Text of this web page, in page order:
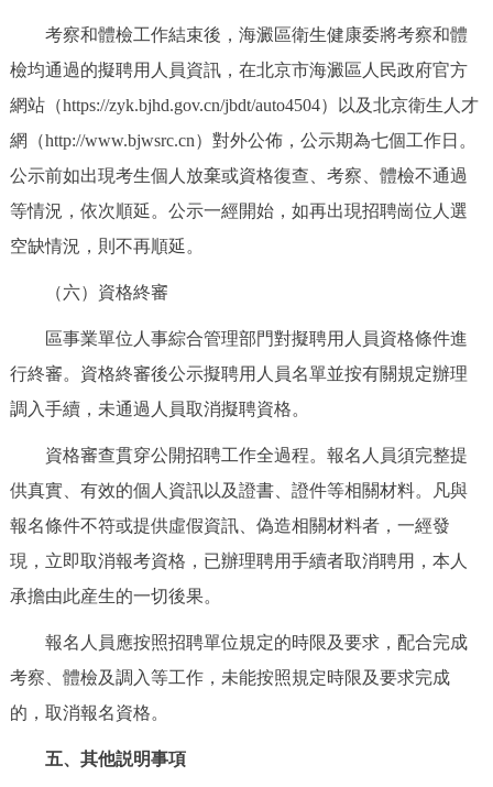
考察和體檢工作結束後，海澱區衛生健康委將考察和體
檢均通過的擬聘用人員資訊，在北京市海澱區人民政府官方
網站（https://zyk.bjhd.gov.cn/jbdt/auto4504）以及北京衛生人才
網（http://www.bjwsrc.cn）對外公佈，公示期為七個工作日。
公示前如出現考生個人放棄或資格復查、考察、體檢不通過
等情況，依次順延。公示一經開始，如再出現招聘崗位人選
空缺情況，則不再順延。
（六）資格終審
區事業單位人事綜合管理部門對擬聘用人員資格條件進
行終審。資格終審後公示擬聘用人員名單並按有關規定辦理
調入手續，未通過人員取消擬聘資格。
資格審查貫穿公開招聘工作全過程。報名人員須完整提
供真實、有效的個人資訊以及證書、證件等相關材料。凡與
報名條件不符或提供虛假資訊、偽造相關材料者，一經發
現，立即取消報考資格，已辦理聘用手續者取消聘用，本人
承擔由此産生的一切後果。
報名人員應按照招聘單位規定的時限及要求，配合完成
考察、體檢及調入等工作，未能按照規定時限及要求完成
的，取消報名資格。
五、其他説明事項